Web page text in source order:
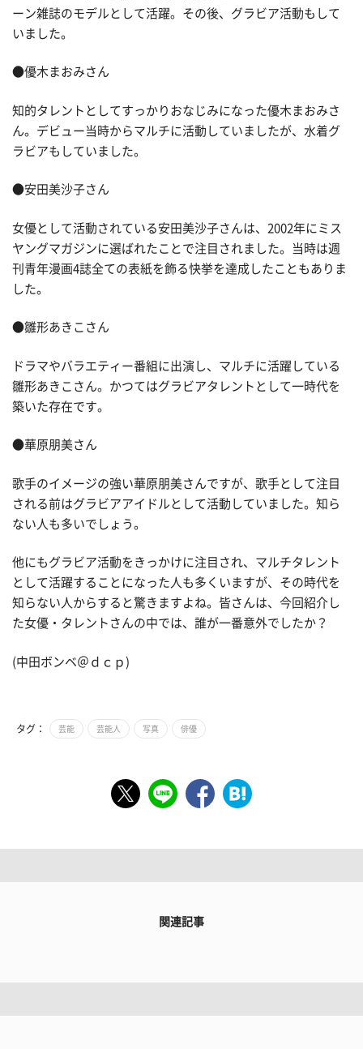
ーン雑誌のモデルとして活躍。その後、グラビア活動もして
いました。
●優木まおみさん
知的タレントとしてすっかりおなじみになった優木まおみさ
ん。デビュー当時からマルチに活動していましたが、水着グ
ラビアもしていました。
●安田美沙子さん
女優として活動されている安田美沙子さんは、2002年にミス
ヤングマガジンに選ばれたことで注目されました。当時は週
刊青年漫画4誌全ての表紙を飾る快挙を達成したこともありま
した。
●雛形あきこさん
ドラマやバラエティー番組に出演し、マルチに活躍している
雛形あきこさん。かつてはグラビアタレントとして一時代を
築いた存在です。
●華原朋美さん
歌手のイメージの強い華原朋美さんですが、歌手として注目
される前はグラビアアイドルとして活動していました。知ら
ない人も多いでしょう。
他にもグラビア活動をきっかけに注目され、マルチタレント
として活躍することになった人も多くいますが、その時代を
知らない人からすると驚きますよね。皆さんは、今回紹介し
た女優・タレントさんの中では、誰が一番意外でしたか？
(中田ボンベ＠ｄｃｐ)
タグ： 芸能 芸能人 写真 俳優
関連記事